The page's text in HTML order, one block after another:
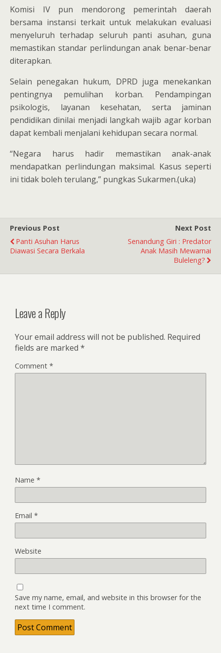
Komisi IV pun mendorong pemerintah daerah
bersama instansi terkait untuk melakukan evaluasi
menyeluruh terhadap seluruh panti asuhan, guna
memastikan standar perlindungan anak benar-benar
diterapkan.
Selain penegakan hukum, DPRD juga menekankan
pentingnya pemulihan korban. Pendampingan
psikologis, layanan kesehatan, serta jaminan
pendidikan dinilai menjadi langkah wajib agar korban
dapat kembali menjalani kehidupan secara normal.
“Negara harus hadir memastikan anak-anak
mendapatkan perlindungan maksimal. Kasus seperti
ini tidak boleh terulang,” pungkas Sukarmen.(uka)
Previous Post
Panti Asuhan Harus
Diawasi Secara Berkala
Next Post
Senandung Giri : Predator
Anak Masih Mewarnai
Buleleng?
Leave a Reply
Your email address will not be published. Required
fields are marked *
Comment *
Name *
Email *
Website
Save my name, email, and website in this browser for the
next time I comment.